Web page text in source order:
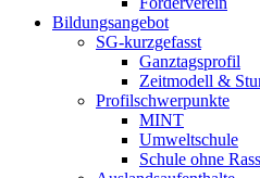
Bildungsangebot
SG-kurzgefasst
Ganztagsprofil
Zeitmodell &
Profilschwerpunkte
MINT
Umweltschule
Schule ohne